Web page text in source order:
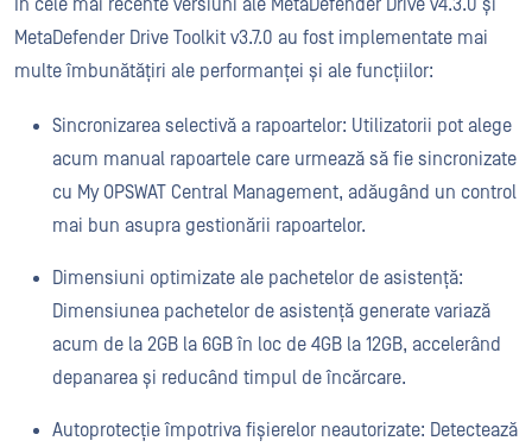
În cele mai recente versiuni ale MetaDefender Drive v4.3.0 și
MetaDefender Drive Toolkit v3.7.0 au fost implementate mai
multe îmbunătățiri ale performanței și ale funcțiilor:
Sincronizarea selectivă a rapoartelor: Utilizatorii pot alege
acum manual rapoartele care urmează să fie sincronizate
cu My OPSWAT Central Management, adăugând un control
mai bun asupra gestionării rapoartelor.
Dimensiuni optimizate ale pachetelor de asistență:
Dimensiunea pachetelor de asistență generate variază
acum de la 2GB la 6GB în loc de 4GB la 12GB, accelerând
depanarea și reducând timpul de încărcare.
Autoprotecție împotriva fișierelor neautorizate: Detectează